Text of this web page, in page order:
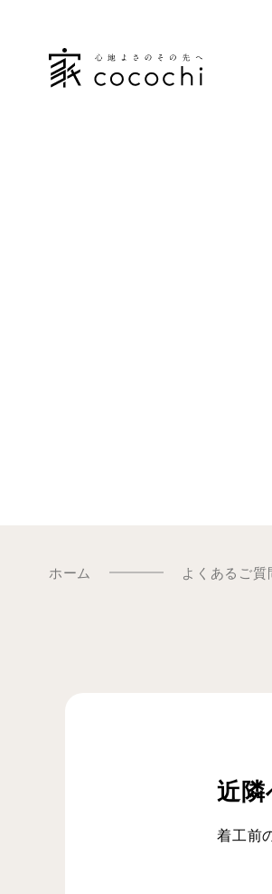
ホーム よくあるご質
近隣
着工前